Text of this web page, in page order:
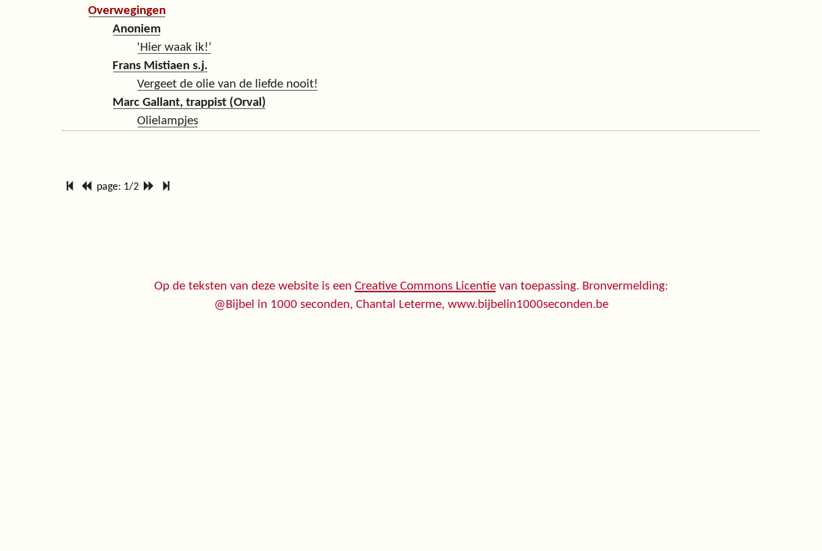
Overwegingen
Anoniem
'Hier waak ik!'
Frans Mistiaen s.j.
Vergeet de olie van de liefde nooit!
Marc Gallant, trappist (Orval)
Olielampjes
page: 1/2
Op de teksten van deze website is een Creative Commons Licentievan toepassing. Bronvermelding:
@Bijbel in 1000 seconden, Chantal Leterme, www.bijbelin1000seconden.be